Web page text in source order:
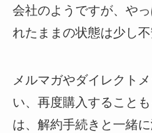
会社のようですが、や
れたままの状態は少し不
メルマガやダイレクト
い、再度購入すること
は、解約手続きと一緒